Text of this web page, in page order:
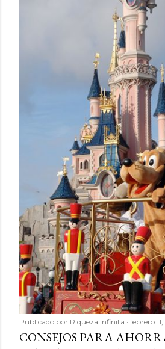
Publicado por Riqueza Infinita febrero
CONSEJOS PARA